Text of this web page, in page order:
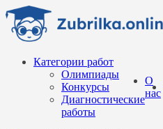
Перейти
содержанию
Категории работ
Олимпиады
Конкурсы
Диагностические
работы
О
нас